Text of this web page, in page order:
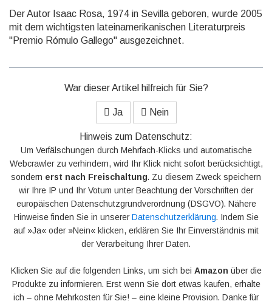
Der Autor Isaac Rosa, 1974 in Sevilla geboren, wurde 2005
mit dem wichtigsten lateinamerikanischen Literaturpreis
"Premio Rómulo Gallego" ausgezeichnet.
War dieser Artikel hilfreich für Sie?
Ja Nein
Hinweis zum Datenschutz:
Um Verfälschungen durch Mehrfach-Klicks und automatische
Webcrawler zu verhindern, wird Ihr Klick nicht sofort berücksichtigt,
sondern erst nach Freischaltung. Zu diesem Zweck speichern
wir Ihre IP und Ihr Votum unter Beachtung der Vorschriften der
europäischen Datenschutzgrundverordnung (DSGVO). Nähere
Hinweise finden Sie in unsererDatenschutzerklärung. Indem Sie
auf »Ja« oder »Nein« klicken, erklären Sie Ihr Einverständnis mit
der Verarbeitung Ihrer Daten.
Klicken Sie auf die folgenden Links, um sich bei Amazon über die
Produkte zu informieren. Erst wenn Sie dort etwas kaufen, erhalte
ich – ohne Mehrkosten für Sie! – eine kleine Provision. Danke für